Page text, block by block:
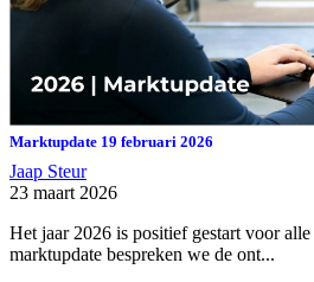
Marktupdate 19 februari 2026
Jaap Steur
23 maart 2026
Het jaar 2026 is positief gestart voor
marktupdate bespreken we de ont...